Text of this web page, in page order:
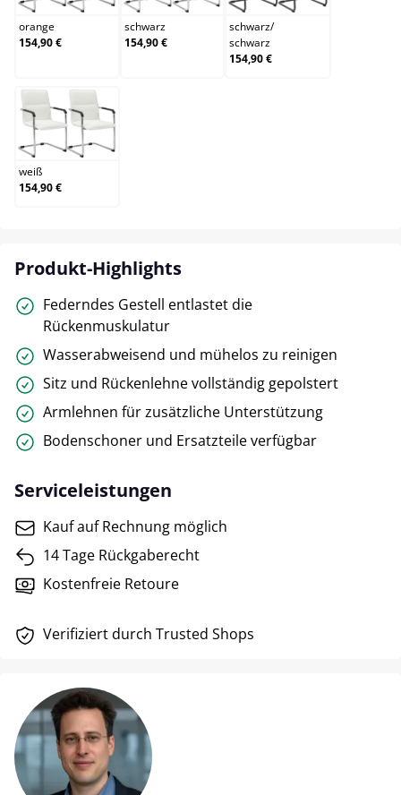
orange
154,90 €
schwarz
154,90 €
schwarz/
schwarz
154,90 €
weiß
weiß
154,90 €
Produkt-Highlights
Federndes Gestell entlastet die
Rückenmuskulatur
Wasserabweisend und mühelos zu reinigen
Sitz und Rückenlehne vollständig gepolstert
Armlehnen für zusätzliche Unterstützung
Bodenschoner und Ersatzteile verfügbar
Serviceleistungen
Kauf auf Rechnung möglich
14 Tage Rückgaberecht
Kostenfreie Retoure
Verifiziert durch Trusted Shops